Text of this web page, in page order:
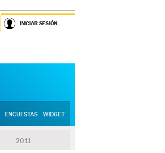
INICIAR SESIÓN
ENCUESTAS WIDGET
2011